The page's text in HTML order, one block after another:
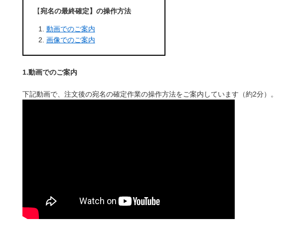
【宛名の最終確定】の操作方法
動画でのご案内
画像でのご案内
1.動画でのご案内
下記動画で、注文後の宛名の確定作業の操作方法をご案内しています（約2分）。